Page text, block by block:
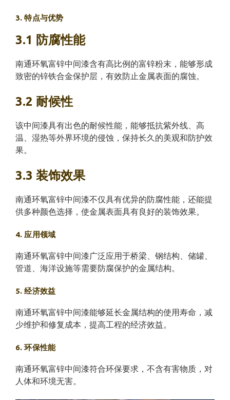
3. 特点与优势
3.1 防腐性能
南通环氧富锌中间漆含有高比例的富锌粉末，能够形成
致密的锌铁合金保护层，有效防止金属表面的腐蚀。
3.2 耐候性
该中间漆具有出色的耐候性能，能够抵抗紫外线、高
温、湿热等外界环境的侵蚀，保持长久的美观和防护效
果。
3.3 装饰效果
南通环氧富锌中间漆不仅具有优异的防腐性能，还能提
供多种颜色选择，使金属表面具有良好的装饰效果。
4. 应用领域
南通环氧富锌中间漆广泛应用于桥梁、钢结构、储罐、
管道、海洋设施等需要防腐保护的金属结构。
5. 经济效益
南通环氧富锌中间漆能够延长金属结构的使用寿命，减
少维护和修复成本，提高工程的经济效益。
6. 环保性能
南通环氧富锌中间漆符合环保要求，不含有害物质，对
人体和环境无害。